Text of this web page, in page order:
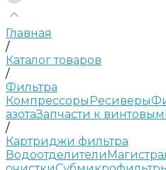
Главная
/
Каталог товаров
/
Фильтра
КомпрессорыРесиверы
азотаЗапчасти к винтовым
/
Картриджи фильтра
Водоотделители